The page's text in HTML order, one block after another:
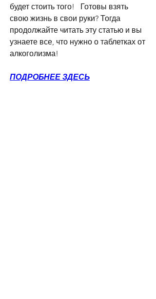
будет стоить того!   Готовы взять
свою жизнь в свои руки? Тогда
продолжайте читать эту статью и вы
узнаете все, что нужно о таблетках от
алкоголизма!
ПОДРОБНЕЕ ЗДЕСЬ